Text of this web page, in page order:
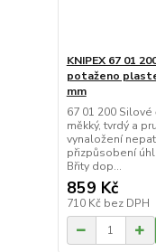
KNIPEX 67 01
potaženo
mm
67 01 200
měkký, tvrdý a
vynaložení
přizpůsobení
Břity dop...
859 Kč
710 Kč bez DPH